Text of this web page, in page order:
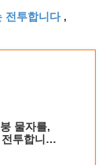
전투합니다,
물자를,
투합니다